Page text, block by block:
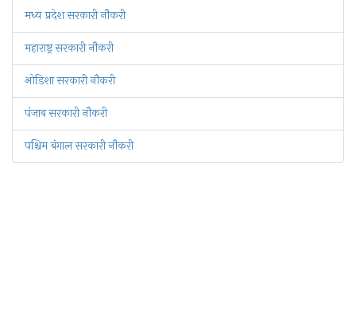
मध्य प्रदेश सरकारी नौकरी
महाराष्ट्र सरकारी नौकरी
ओडिशा सरकारी नौकरी
पंजाब सरकारी नौकरी
पश्चिम बंगाल सरकारी नौकरी